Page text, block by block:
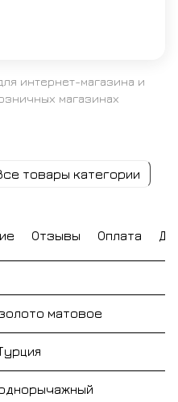
интернет-магазина и
магазинах
товары категории
Отзывы Оплата
матовое